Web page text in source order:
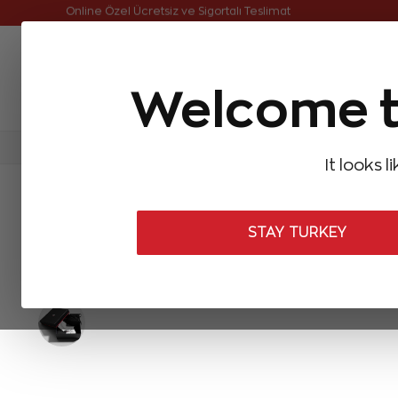
Welcome
It looks
STAY TURKEY
Online Özel Ücretsiz ve Sigortalı Teslimat
Aynı Gün Kargo Çok Satanlar